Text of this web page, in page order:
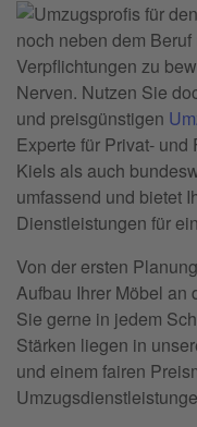
noch neben dem
Verpflichtungen zu
Nerven. Nutzen Sie
und preisgünstigen
Experte für Privat-
Kiels als auch
umfassend und bietet
Dienstleistungen für
Von der ersten
Aufbau Ihrer Möbel an
Sie gerne in jedem
Stärken liegen in
und einem fairen